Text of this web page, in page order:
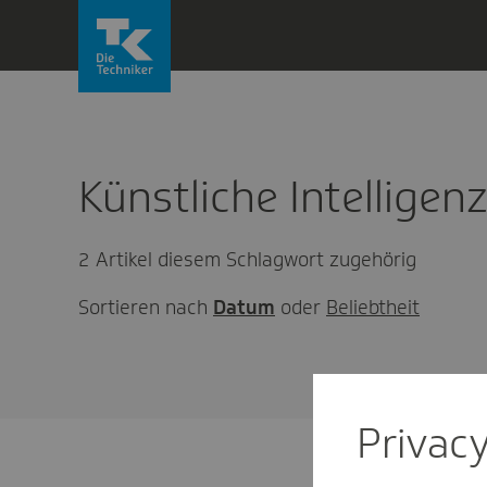
wechseln
Künstliche Intelligenz
2 Artikel diesem Schlagwort zugehörig
Sortieren nach Datum oder Beliebtheit